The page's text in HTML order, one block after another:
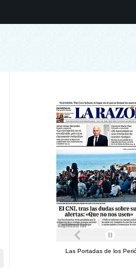
Las Portadas de los